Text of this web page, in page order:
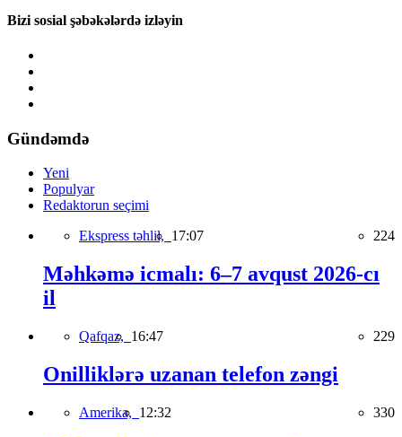
Bizi sosial şəbəkələrdə izləyin
Gündəmdə
Yeni
Populyar
Redaktorun seçimi
Ekspress təhlil, 17:07 224
Məhkəmə icmalı: 6–7 avqust 2026-cı
il
Qafqaz, 16:47 229
Onilliklərə uzanan telefon zəngi
Amerika, 12:32 330